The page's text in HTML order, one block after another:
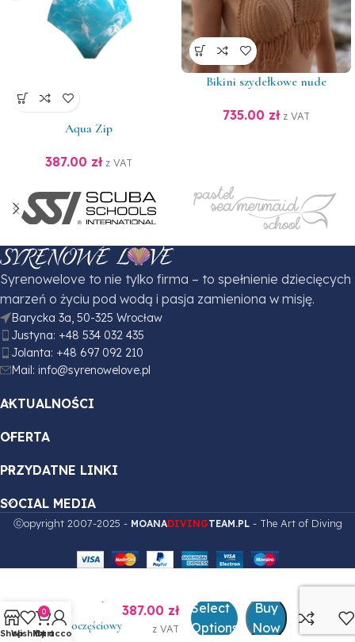
Aqua Zip
387.00 zł z VAT
Bikini szydełkowe nude
735.00 zł z VAT
Syrenowelove to nie tylko firma – to spełnienie dziecięcych
marzeń o życiu pod wodą i pasja zamieniona w misję.
Barycka 3a, 50-325 Wrocław
Justyna: +48 534 032 435
Jolanta: +48 697 092 210
Mail: info@syrenowelove.pl
AKTUALNOŚCI
OFERTA
PRZYDATNE LINKI
SOCIAL MEDIA
ⓒopyright 2007-2025 - MOANADIVINGTEAM.PL- The Art of Diving
strój
jednoczęściowy
387.00 zł
z VAT
Select
Options
Buy
Now
ShopWishlist
0
Cart
My account